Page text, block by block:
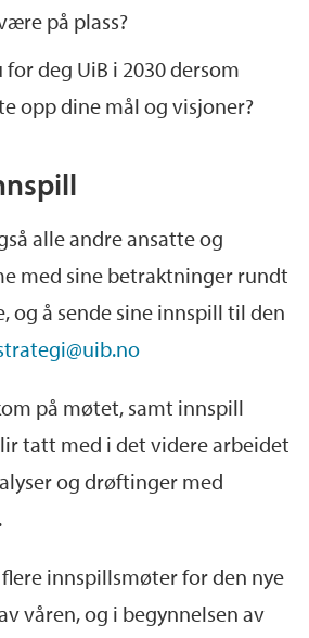
på plass?
deg UiB i 2030 dersom
opp dine mål og visjoner?
alle andre ansatte og
med sine betraktninger rundt
og å sende sine innspill til den
på møtet, samt innspill
tatt med i det videre arbeidet
og drøftinger med
innspillsmøterfor den nye
våren, og i begynnelsen av